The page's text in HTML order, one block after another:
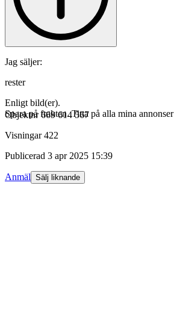
Jag säljer:
rester
Enligt bild(er).
Spara på frakten. Titta på alla mina annonser
Objektnr 669 614 567
Visningar 422
Publicerad 3 apr 2025 15:39
Anmäl Sälj liknande